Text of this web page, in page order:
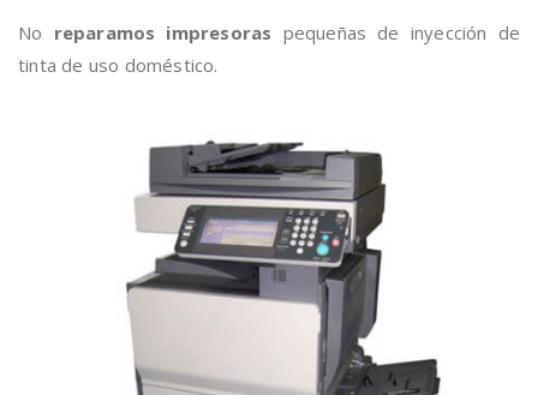
No reparamos impresoras pequeñas de inyección de
tinta de uso doméstico.